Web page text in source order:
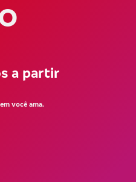
a partir
você ama.